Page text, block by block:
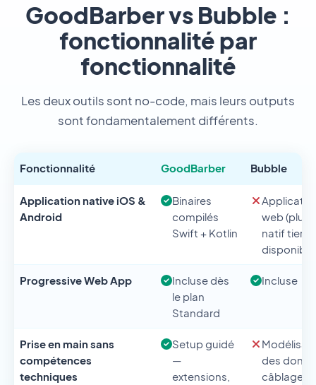
GoodBarber vs Bubble :
fonctionnalité par
fonctionnalité
Les deux outils sont no-code, mais leurs outputs
sont fondamentalement différents.
Fonctionnalité GoodBarber Bubble
Application native iOS &
Android
Binaires
compilés
Swift + Kotlin
web
natif tiers
Progressive Web App
Incluse dès
le plan
Standard
Incluse
Prise en main sans
compétences
techniques
Setup guidé
—
extensions,
des
câblage